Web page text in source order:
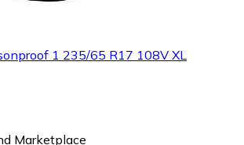
1 235/65 R17 108V XL
Marketplace